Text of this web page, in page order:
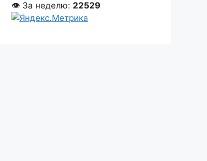
👁 За неделю: 22529